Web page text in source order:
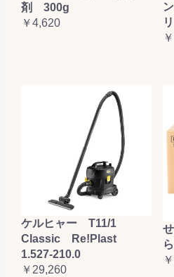
剤 300g
￥4,620
ケルヒャー T11/1
Classic Re!Plast
1.527-210.0
￥29,260